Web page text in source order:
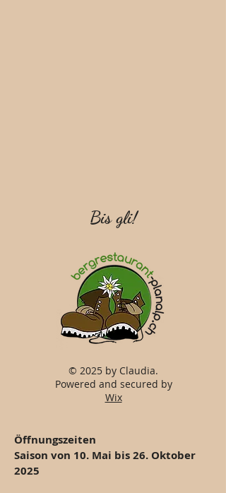
Bis gli!
© 2025 by Claudia.
Powered and secured by
Wix
Öffnungszeiten
Saison von 10. Mai bis 26. Oktober
2025